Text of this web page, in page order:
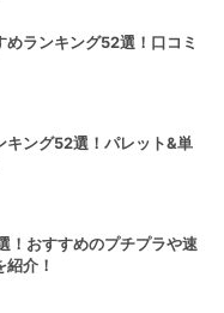
ランキング52選！口コミ
キング52選！パレット&単
！おすすめのプチプラや速
介！